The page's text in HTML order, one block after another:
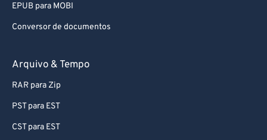
EPUB para MOBI
Conversor de documentos
Arquivo & Tempo
RAR para Zip
PST para EST
CST para EST